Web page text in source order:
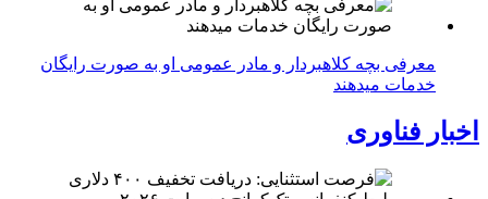
معرفی بچه کلاهبردار و مادر عمومی او به صورت رایگان
خدمات میدهند
اخبار فناوری